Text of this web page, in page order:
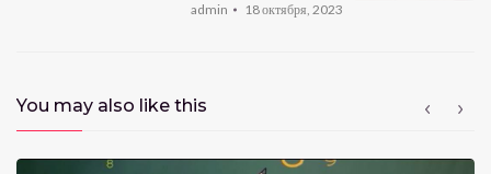
admin 18 октября, 2023
You may also like this